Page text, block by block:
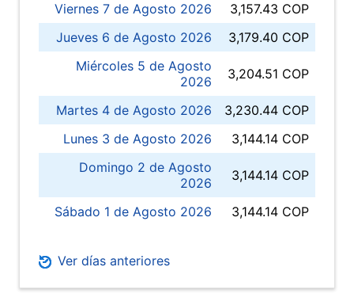
Viernes 7 de Agosto 2026
3,157.43 COP
Jueves 6 de Agosto 2026
3,179.40 COP
Miércoles 5 de Agosto
2026
3,204.51 COP
Martes 4 de Agosto 2026
3,230.44 COP
Lunes 3 de Agosto 2026
3,144.14 COP
Domingo 2 de Agosto
2026
3,144.14 COP
Sábado 1 de Agosto 2026 3,144.14 COP
Ver días anteriores